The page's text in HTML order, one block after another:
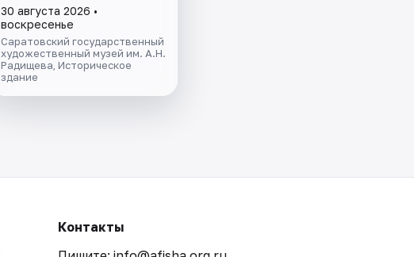
30 августа 2026 •
воскресенье
Саратовский государственный
художественный музей им. А.Н.
Радищева, Историческое
здание
Контакты